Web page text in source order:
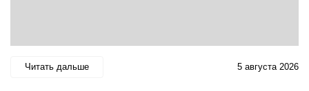
Читать дальше 5 августа 2026